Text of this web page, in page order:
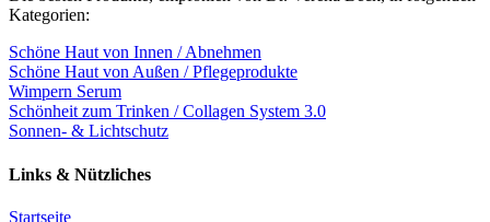
Kategorien:
Schöne Haut von Innen / Abnehmen
Schöne Haut von Außen / Pflegeprodukte
Wimpern Serum
Schönheit zum Trinken / Collagen System 3.0
Sonnen- & Lichtschutz
Links & Nützliches
Startseite